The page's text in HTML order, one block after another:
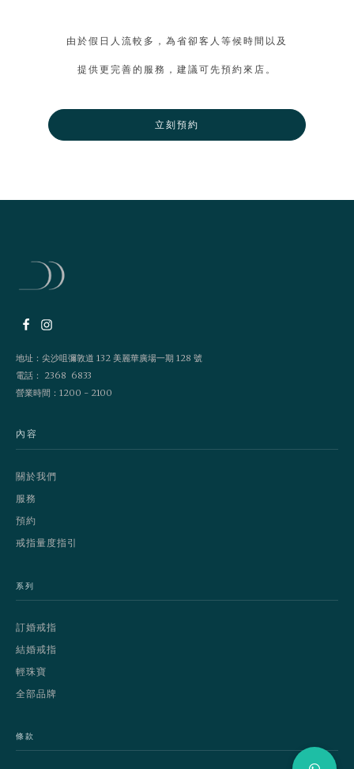
由於假日人流較多，為省卻客人等候時間以及
提供更完善的服務，建議可先預約來店。
立刻預約
地址：尖沙咀彌敦道 132 美麗華廣場一期 128 號
電話： 2368 6833
營業時間：1200 - 2100
內容
關於我們
服務
預約
戒指量度指引
系列
訂婚戒指
結婚戒指
輕珠寶
全部品牌
條款